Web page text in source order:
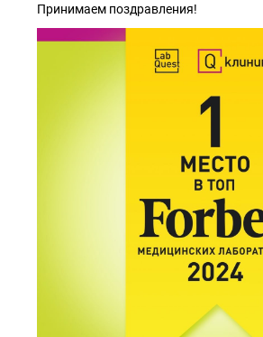
Принимаем поздравления!